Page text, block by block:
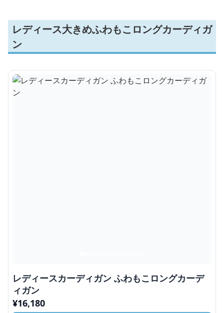
レディース大きめふわもこロングカーディガ
ン
レディースカーディガン ふわもこロングカーデ
ィガン
¥16,180